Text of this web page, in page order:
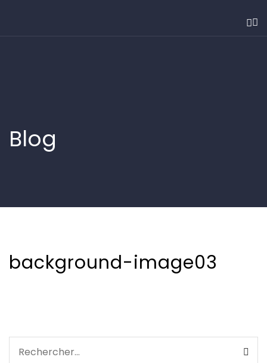
Blog
background-image03